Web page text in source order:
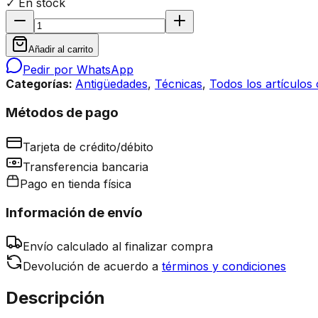
✓ En stock
Añadir al carrito
Pedir por WhatsApp
Categorías: Antigüedades, Técnicas, Todos los artículos
Métodos de pago
Tarjeta de crédito/débito
Transferencia bancaria
Pago en tienda física
Información de envío
Envío calculado al finalizar compra
Devolución de acuerdo a términos y condiciones
Descripción